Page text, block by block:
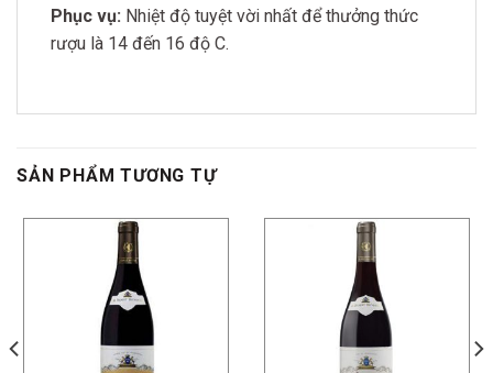
Phục vụ: Nhiệt độ tuyệt vời nhất để thưởng thức
rượu là 14 đến 16 độ C.
SẢN PHẨM TƯƠNG TỰ